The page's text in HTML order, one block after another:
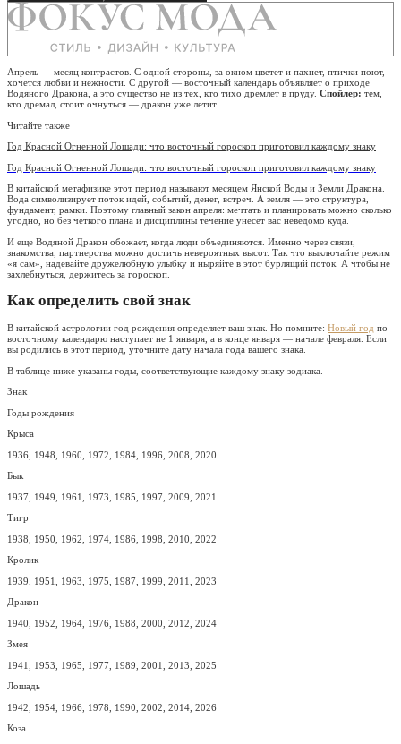
Апрель — месяц контрастов. С одной стороны, за окном цветет и пахнет, птички поют,
хочется любви и нежности. С другой — восточный календарь объявляет о приходе
Водяного Дракона, а это существо не из тех, кто тихо дремлет в пруду. Спойлер: тем,
кто дремал, стоит очнуться — дракон уже летит.
Читайте также
Год Красной Огненной Лошади: что восточный гороскоп приготовил каждому знаку
Год Красной Огненной Лошади: что восточный гороскоп приготовил каждому знаку
В китайской метафизике этот период называют месяцем Янской Воды и Земли Дракона.
Вода символизирует поток идей, событий, денег, встреч. А земля — это структура,
фундамент, рамки. Поэтому главный закон апреля: мечтать и планировать можно сколько
угодно, но без четкого плана и дисциплины течение унесет вас неведомо куда.
И еще Водяной Дракон обожает, когда люди объединяются. Именно через связи,
знакомства, партнерства можно достичь невероятных высот. Так что выключайте режим
«я сам», надевайте дружелюбную улыбку и ныряйте в этот бурлящий поток. А чтобы не
захлебнуться, держитесь за гороскоп.
Как определить свой знак
В китайской астрологии год рождения определяет ваш знак. Но помните: Новый год по
восточному календарю наступает не 1 января, а в конце января — начале февраля. Если
вы родились в этот период, уточните дату начала года вашего знака.
В таблице ниже указаны годы, соответствующие каждому знаку зодиака.
Знак
Годы рождения
Крыса
1936, 1948, 1960, 1972, 1984, 1996, 2008, 2020
Бык
1937, 1949, 1961, 1973, 1985, 1997, 2009, 2021
Тигр
1938, 1950, 1962, 1974, 1986, 1998, 2010, 2022
Кролик
1939, 1951, 1963, 1975, 1987, 1999, 2011, 2023
Дракон
1940, 1952, 1964, 1976, 1988, 2000, 2012, 2024
Змея
1941, 1953, 1965, 1977, 1989, 2001, 2013, 2025
Лошадь
1942, 1954, 1966, 1978, 1990, 2002, 2014, 2026
Коза